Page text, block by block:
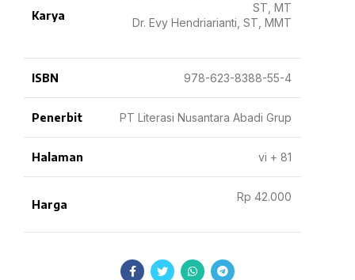
Karya
ST, MT
Dr. Evy Hendriarianti, ST, MMT
ISBN 978-623-8388-55-4
Penerbit PT Literasi Nusantara Abadi Grup
Halaman vi + 81
Harga
Rp 42.000